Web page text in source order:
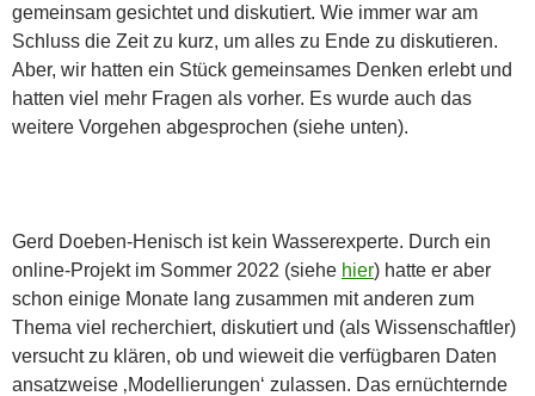
gemeinsam gesichtet und diskutiert. Wie immer war am
Schluss die Zeit zu kurz, um alles zu Ende zu diskutieren.
Aber, wir hatten ein Stück gemeinsames Denken erlebt und
hatten viel mehr Fragen als vorher. Es wurde auch das
weitere Vorgehen abgesprochen (siehe unten).
Gerd Doeben-Henisch ist kein Wasserexperte. Durch ein
online-Projekt im Sommer 2022 (siehe hier) hatte er aber
schon einige Monate lang zusammen mit anderen zum
Thema viel recherchiert, diskutiert und (als Wissenschaftler)
versucht zu klären, ob und wieweit die verfügbaren Daten
ansatzweise ‚Modellierungen‘ zulassen. Das ernüchternde